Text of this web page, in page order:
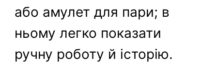
або амулет для пари; в
ньому легко показати
ручну роботу й історію.